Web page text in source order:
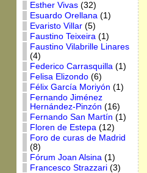
Esther Vivas(32)
Esuardo Orellana(1)
Evaristo Villar(5)
Faustino Teixeira(1)
Faustino Vilabrille Linares
(4)
Federico Carrasquilla(1)
Felisa Elizondo(6)
Félix García Moriyón (1)
Fernando Jiménez
Hernández-Pinzón (16)
Fernando San Martín (1)
Floren de Estepa(12)
Foro de curas de Madrid
(8)
Fórum Joan Alsina(1)
Francesco Strazzari(3)